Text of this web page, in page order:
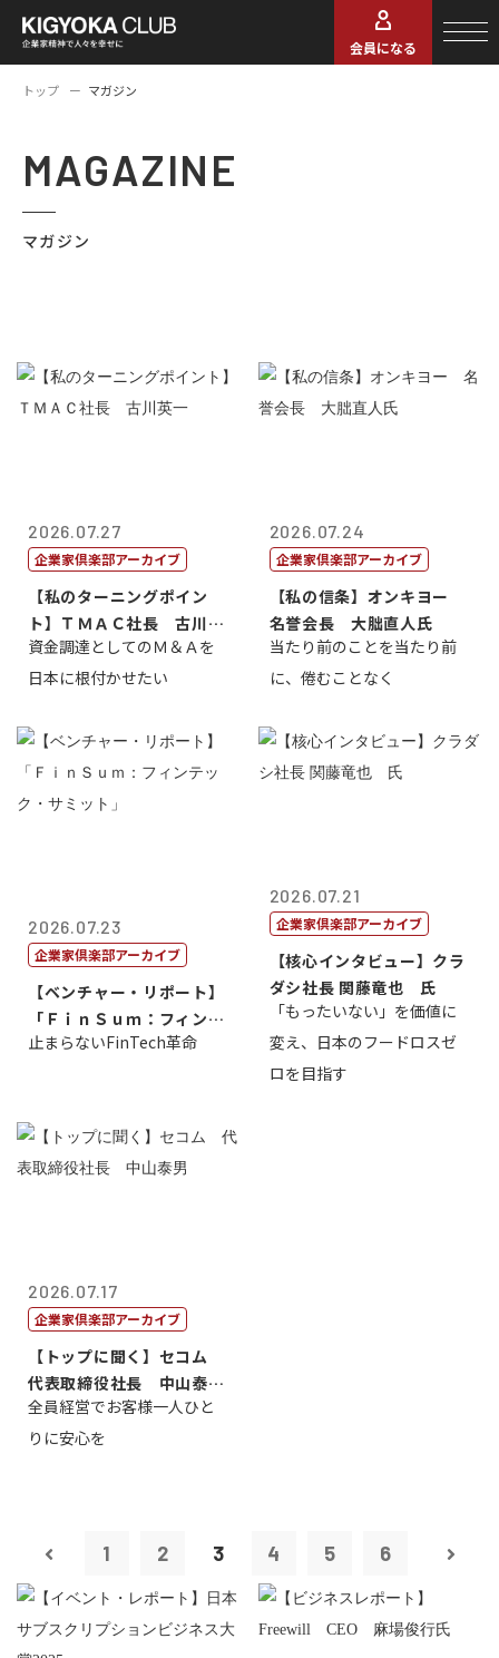
会員になる
トップ マガジン
MAGAZINE
マガジン
2026.07.27
企業家倶楽部アーカイブ
【私のターニングポイン
ト】ＴＭＡＣ社長 古川英
一
資金調達としてのＭ＆Ａを
日本に根付かせたい
2026.07.24
企業家倶楽部アーカイブ
【私の信条】オンキヨー
名誉会長 大朏直人氏
当たり前のことを当たり前
に、倦むことなく
2026.07.23
企業家倶楽部アーカイブ
【ベンチャー・リポート】
「ＦｉｎＳｕｍ：フィンテ
ック・サミッ...
止まらないFinTech革命
2026.07.21
企業家倶楽部アーカイブ
【核心インタビュー】クラ
ダシ社長 関藤竜也 氏
「もったいない」を価値に
変え、日本のフードロスゼ
ロを目指す
2026.07.17
企業家倶楽部アーカイブ
【トップに聞く】セコム
代表取締役社長 中山泰
男
全員経営でお客様一人ひと
りに安心を
1 2 3 4 5 6